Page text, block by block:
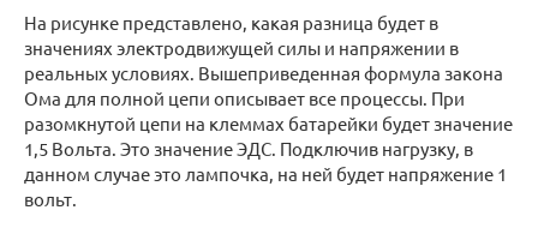
На рисунке представлено, какая разница будет в
значениях электродвижущей силы и напряжении в
реальных условиях. Вышеприведенная формула закона
Ома для полной цепи описывает все процессы. При
разомкнутой цепи на клеммах батарейки будет значение
1,5 Вольта. Это значение ЭДС. Подключив нагрузку, в
данном случае это лампочка, на ней будет напряжение 1
вольт.